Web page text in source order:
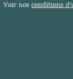
Voir nosconditions